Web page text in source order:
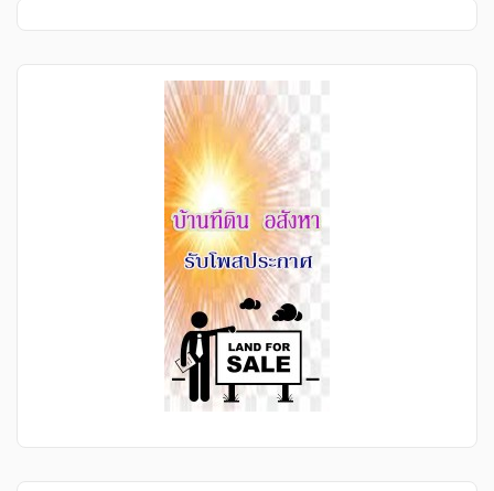
ขอนแก่น นวัตกรรม ตรวจไฟโบรสแกนขอนแก่น แม่นยำ […]